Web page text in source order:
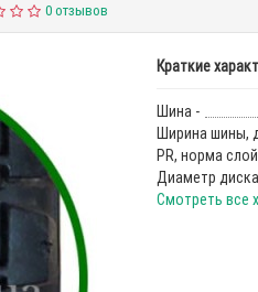
0 отзывов
Краткие
Шина -
Ширина шины,
PR, норма
Диаметр
Смотреть все